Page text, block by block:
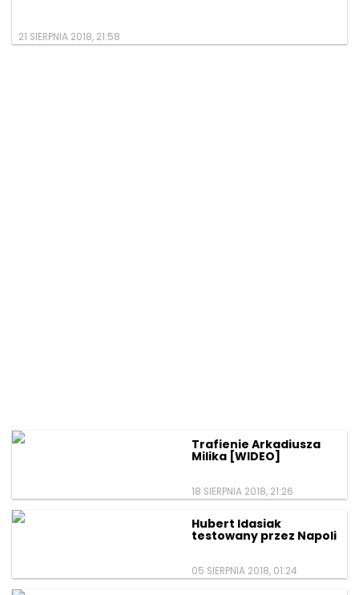
21 SIERPNIA 2018, 21:58
Trafienie Arkadiusza
Milika [WIDEO]
18 SIERPNIA 2018, 21:26
Hubert Idasiak
testowany przez Napoli
05 SIERPNIA 2018, 01:24